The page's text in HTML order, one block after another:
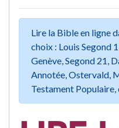
Lire la Bible en ligne
choix : Louis Segond
Genève, Segond 21,
Annotée, Ostervald,
Testament Populaire,